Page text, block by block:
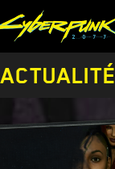
ACTUALITÉ